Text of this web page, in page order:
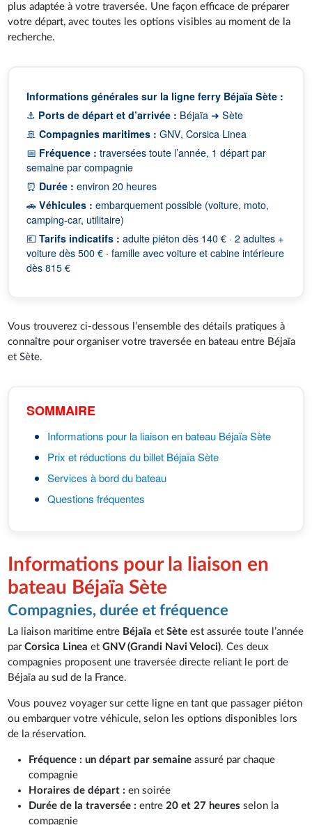
plus adaptée à votre traversée. Une façon efficace de préparer
votre départ, avec toutes les options visibles au moment de la
recherche.
Informations générales sur la ligne ferry Béjaïa Sète :
⚓ Ports de départ et d’arrivée : Béjaïa ➜ Sète
🚢Compagnies maritimes : GNV, Corsica Linea
📅 Fréquence : traversées toute l’année, 1 départ par
semaine par compagnie
⏰ Durée : environ 20 heures
🚗Véhicules : embarquement possible (voiture, moto,
camping-car, utilitaire)
💶Tarifs indicatifs : adulte piéton dès 140 € · 2 adultes +
voiture dès 500 € · famille avec voiture et cabine intérieure
dès 815 €
Vous trouverez ci-dessous l’ensemble des détails pratiques à
connaître pour organiser votre traversée en bateau entre Béjaïa
et Sète.
SOMMAIRE
Informations pour la liaison en bateau Béjaïa Sète
Prix et réductions du billet Béjaïa Sète
Services à bord du bateau
Questions fréquentes
Informations pour la liaison en
bateau Béjaïa Sète
Compagnies, durée et fréquence
La liaison maritime entre Béjaïa etSète est assurée toute l’année
parCorsica Linea etGNV (Grandi Navi Veloci). Ces deux
compagnies proposent une traversée directe reliant le port de
Béjaïa au sud de la France.
Vous pouvez voyager sur cette ligne en tant que passager piéton
ou embarquer votre véhicule, selon les options disponibles lors
de la réservation.
Fréquence : un départ par semaine assuré par chaque
compagnie
Horaires de départ : en soirée
Durée de la traversée : entre20 et 27 heuresselon la
compagnie